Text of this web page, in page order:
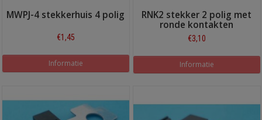
MWPJ-4 stekkerhuis 4 polig
€1,45
Informatie
RNK2 stekker 2 polig met
ronde kontakten
€3,10
Informatie